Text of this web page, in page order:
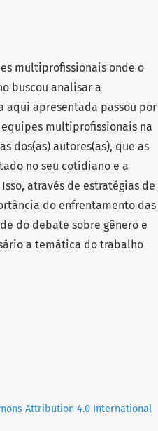
multiprofissionais onde o
buscou analisar a
aqui apresentada passou por
multiprofissionais na
dos(as) autores(as), que as
no seu cotidiano e a
através de estratégias de
do enfrentamento das
do debate sobre gênero e
a temática do trabalho
Attribution 4.0 International